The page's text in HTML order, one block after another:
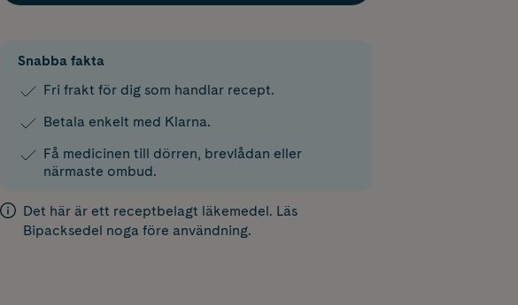
Snabba fakta
Fri frakt för dig som handlar recept.
Betala enkelt med Klarna.
Få medicinen till dörren, brevlådan eller
närmaste ombud.
Det här är ett receptbelagt läkemedel. Läs
Bipacksedel noga före användning.